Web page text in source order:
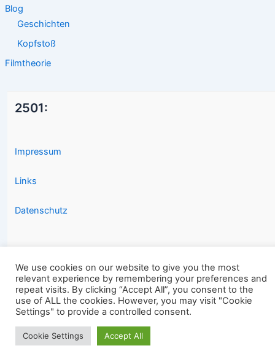
Blog
Geschichten
Kopfstoß
Filmtheorie
2501:
Impressum
Links
Datenschutz
Copyright © 2026 2501.eu Gute Filme |
We use cookies on our website to give you the most
relevant experience by remembering your preferences and
repeat visits. By clicking “Accept All”, you consent to the
use of ALL the cookies. However, you may visit "Cookie
Settings" to provide a controlled consent.
Cookie Settings Accept All